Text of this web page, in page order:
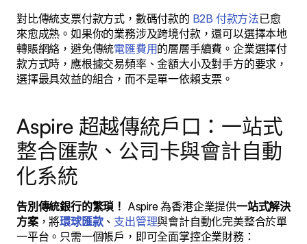
對比傳統支票付款方式，數碼付款的 B2B 付款方法已愈
來愈成熟。如果你的業務涉及跨境付款，還可以選擇本地
轉賬網絡，避免傳統電匯費用的層層手續費。企業選擇付
款方式時，應根據交易頻率、金額大小及對手方的要求，
選擇最具效益的組合，而不是單一依賴支票。
Aspire 超越傳統戶口：一站式
整合匯款、公司卡與會計自動
化系統
告別傳統銀行的繁瑣！ Aspire 為香港企業提供一站式解決
方案，將環球匯款、 支出管理與會計自動化完美整合於單
一平台。只需一個帳戶，即可全面掌控企業財務：